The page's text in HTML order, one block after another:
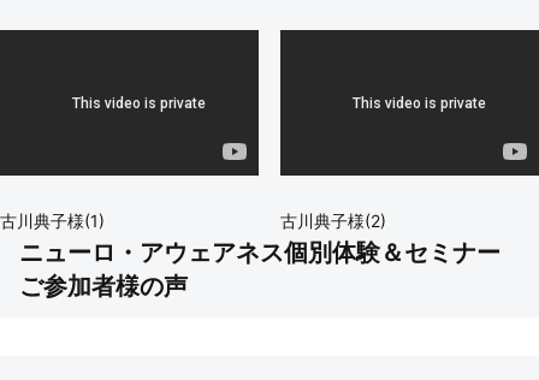
古川典子様(1) 古川典子様(2)
ニューロ・アウェアネス個別体験＆セミナー
ご参加者様の声